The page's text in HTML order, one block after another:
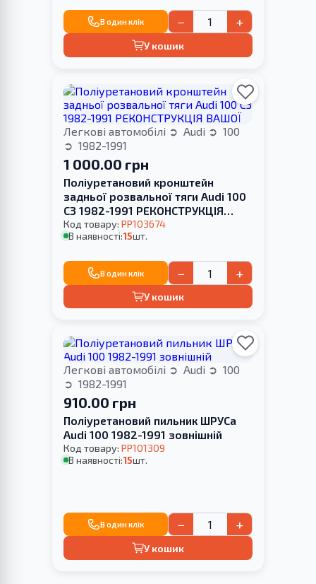
В один клік − +
У кошик
Легкові автомобілі Audi
100
1982-1991
1 000.00 грн
Поліуретановий кронштейн
задньої розвальної тяги Audi 100
С3 1982-1991 РЕКОНСТРУКЦІЯ
ВАШОЇ
Код товару: PP103674
В наявності:15шт.
В один клік − +
У кошик
Легкові автомобілі Audi
100
1982-1991
910.00 грн
Поліуретановий пильник ШРУСа
Audi 100 1982-1991 зовнішній
Код товару: PP101309
В наявності:15шт.
В один клік − +
У кошик